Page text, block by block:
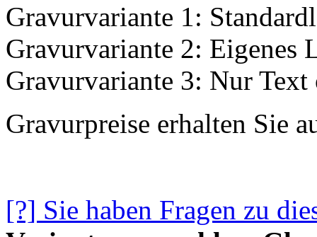
Gravurvariante 1:
Gravurvariante 2: Eigenes
Gravurvariante 3: Nur Text
Gravurpreise erhalten Sie
[?] Sie haben Fragen zu